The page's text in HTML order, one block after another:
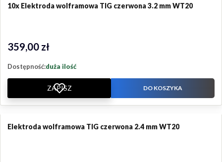
10x Elektroda wolframowa TIG czerwona 3.2 mm WT20
Cena
359,00 zł
Dostępność:duża ilość
ZAPISZ DO KOSZYKA
Elektroda wolframowa TIG czerwona 2.4 mm WT20